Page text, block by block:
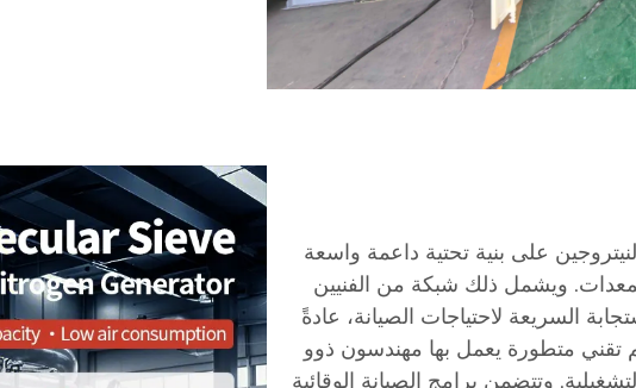
على بنية تحتية داعمة واسعة
ويشمل ذلك شبكة من الفنيين
السريعة لاحتياجات الصيانة، عادةً
دعم تقني متطورة يعمل بها مهندسون ذوو
وتتضمن برامج الصيانة الوقائية